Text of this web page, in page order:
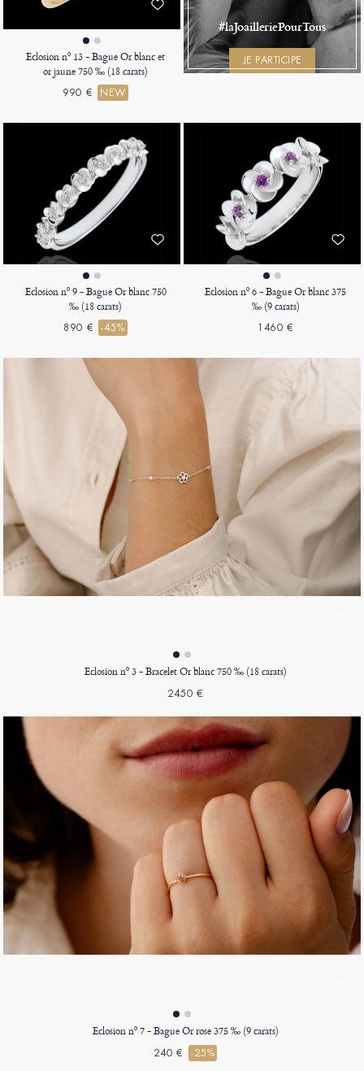
Eclosion nº 13 - Bague Or blanc et
or jaune 750 ‰ (18 carats)
990 € NEW
#laJoailleriePourTous
JE PARTICIPE
Eclosion nº 9 - Bague Or blanc 750
‰ (18 carats)
890 € -45%
Eclosion nº 6 - Bague Or blanc 375
‰ (9 carats)
1460 €
Eclosion nº 3 - Bracelet Or blanc 750 ‰ (18 carats)
2450 €
Eclosion nº 7 - Bague Or rose 375 ‰ (9 carats)
240 € -25%